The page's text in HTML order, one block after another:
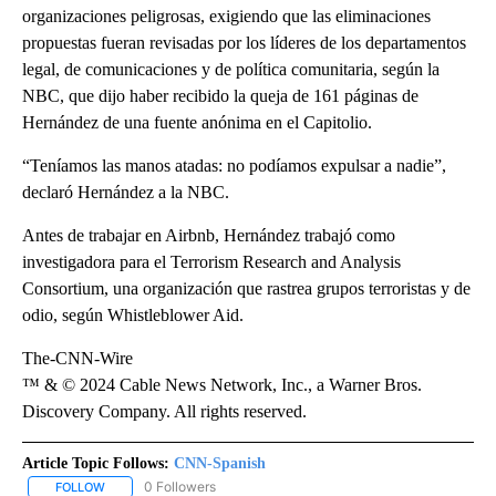
organizaciones peligrosas, exigiendo que las eliminaciones
propuestas fueran revisadas por los líderes de los departamentos
legal, de comunicaciones y de política comunitaria, según la
NBC, que dijo haber recibido la queja de 161 páginas de
Hernández de una fuente anónima en el Capitolio.
“Teníamos las manos atadas: no podíamos expulsar a nadie”,
declaró Hernández a la NBC.
Antes de trabajar en Airbnb, Hernández trabajó como
investigadora para el Terrorism Research and Analysis
Consortium, una organización que rastrea grupos terroristas y de
odio, según Whistleblower Aid.
The-CNN-Wire
™ & © 2024 Cable News Network, Inc., a Warner Bros.
Discovery Company. All rights reserved.
Article Topic Follows: CNN-Spanish
FOLLOW FOLLOW "CNN-SPANISH" TO RECEIVE NOTIFICATIONS ABOUT
0 Followers